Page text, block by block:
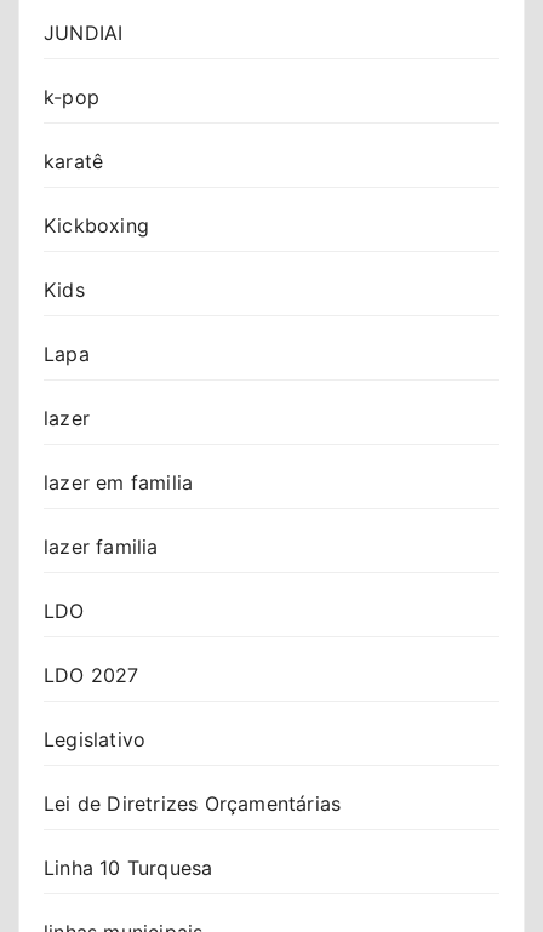
JUNDIAI
k-pop
karatê
Kickboxing
Kids
Lapa
lazer
lazer em familia
lazer familia
LDO
LDO 2027
Legislativo
Lei de Diretrizes Orçamentárias
Linha 10 Turquesa